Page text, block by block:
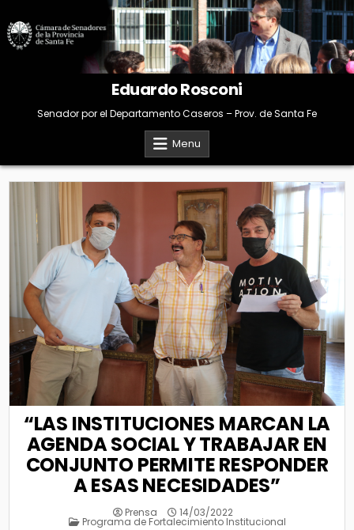
to
content
Eduardo Rosconi
Senador por el Departamento Caseros – Prov. de Santa Fe
Menu
“LAS INSTITUCIONES MARCAN LA
AGENDA SOCIAL Y TRABAJAR EN
CONJUNTO PERMITE RESPONDER
A ESAS NECESIDADES”
Prensa 14/03/2022
Posted
Programa de Fortalecimiento Institucional